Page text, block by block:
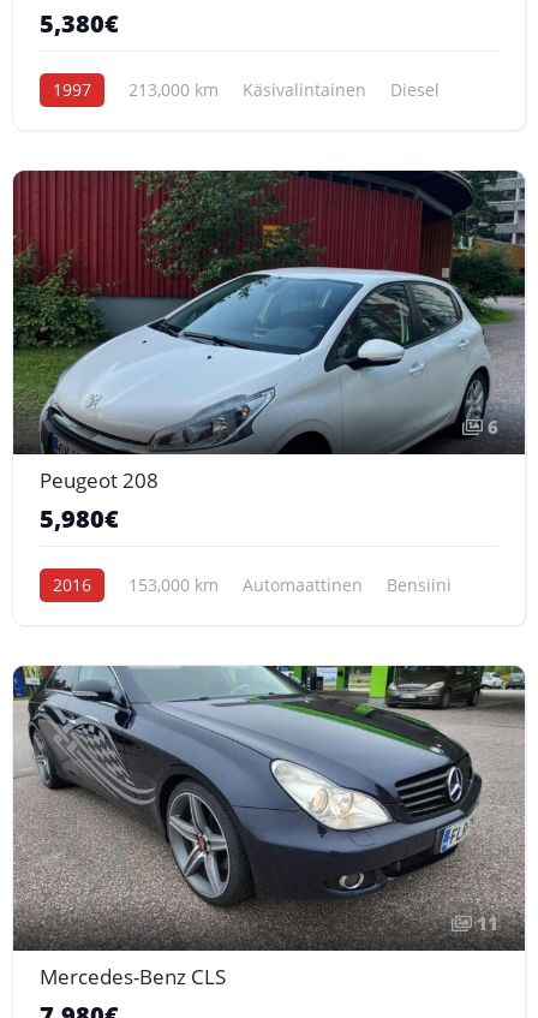
5,380€
1997 213,000 km Käsivalintainen Diesel
6
Peugeot 208
5,980€
2016 153,000 km Automaattinen Bensiini
11
Mercedes-Benz CLS